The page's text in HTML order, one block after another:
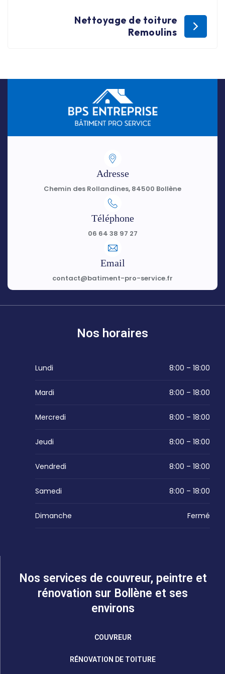
Nettoyage de toiture
Remoulins
Adresse
Chemin des Rollandines, 84500 Bollène
Téléphone
06 64 38 97 27
Email
contact@batiment-pro-service.fr
Nos horaires
Lundi 8:00 – 18:00
Mardi 8:00 – 18:00
Mercredi 8:00 – 18:00
Jeudi 8:00 – 18:00
Vendredi 8:00 – 18:00
Samedi 8:00 – 18:00
Dimanche Fermé
Nos services de couvreur, peintre et
rénovation sur Bollène et ses
environs
COUVREUR
RÉNOVATION DE TOITURE